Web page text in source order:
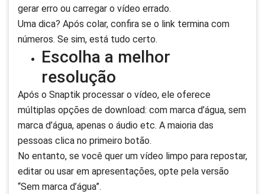
gerar erro ou carregar o vídeo errado.
Uma dica? Após colar, confira se o link termina com
números. Se sim, está tudo certo.
Escolha a melhor
resolução
Após o Snaptik processar o vídeo, ele oferece
múltiplas opções de download: com marca d’água, sem
marca d’água, apenas o áudio etc. A maioria das
pessoas clica no primeiro botão.
No entanto, se você quer um vídeo limpo para repostar,
editar ou usar em apresentações, opte pela versão
“Sem marca d’água”.